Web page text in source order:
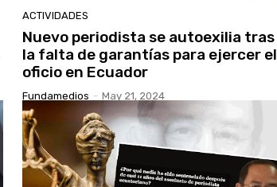
ACTIVIDADES
Nuevo periodista se autoexilia tras
la falta de garantías para ejercer el
oficio en Ecuador
Fundamedios - May 21, 2024